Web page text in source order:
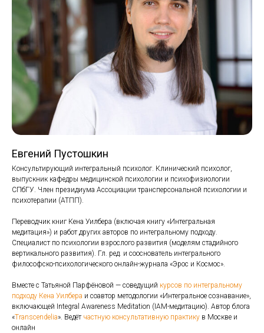
Евгений Пустошкин
Консультирующий интегральный психолог. Клинический психолог,
выпускник кафедры медицинской психологии и психофизиологии
СПбГУ. Член президиума Ассоциации трансперсональной психологии и
психотерапии (АТПП).
Переводчик книг Кена Уилбера (включая книгу «Интегральная
медитация») и работ других авторов по интегральному подходу.
Специалист по психологии взрослого развития (моделям стадийного
вертикального развития). Гл. ред. и сооснователь интегрального
философско-психологического онлайн-журнала «Эрос и Космос».
Вместе с Татьяной Парфёновой — соведущий курсов по интегральному
подходу Кена Уилбера и соавтор методологии «Интегральное сознавание»,
включающей Integral Awareness Meditation (IAM-медитацию). Автор блога
«Transcendelia». Ведёт частную консультативную практику в Москве и
онлайн